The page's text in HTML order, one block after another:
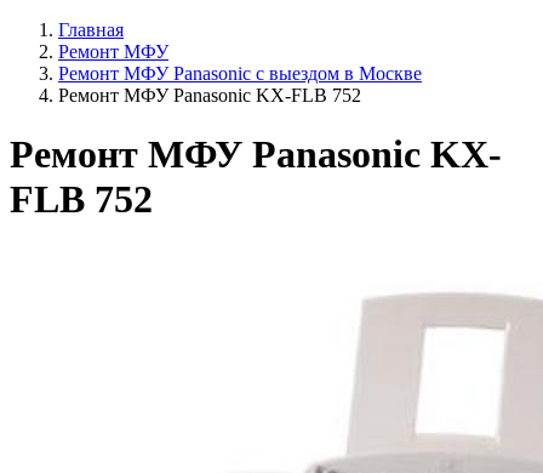
Главная
Ремонт МФУ
Ремонт МФУ Panasonic с выездом в Москве
Ремонт МФУ Panasonic KX-FLB 752
Ремонт МФУ Panasonic KX-
FLB 752